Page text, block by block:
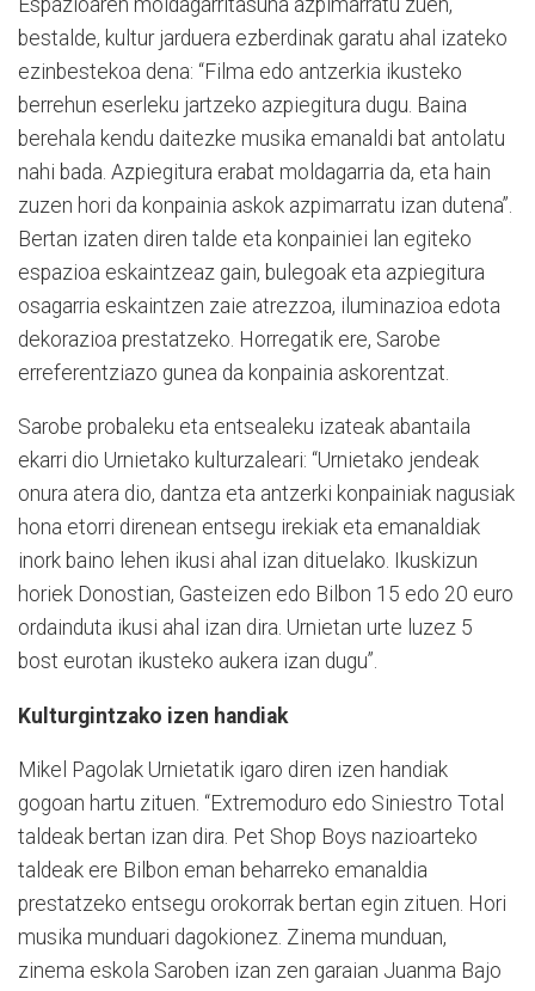
bestalde, kultur jarduera ezberdinak garatu ahal izateko
ezinbestekoa dena: “Filma edo antzerkia ikusteko
berrehun eserleku jartzeko azpiegitura dugu. Baina
berehala kendu daitezke musika emanaldi bat antolatu
nahi bada. Azpiegitura erabat moldagarria da, eta hain
zuzen hori da konpainia askok azpimarratu izan dutena”.
Bertan izaten diren talde eta konpainiei lan egiteko
espazioa eskaintzeaz gain, bulegoak eta azpiegitura
osagarria eskaintzen zaie atrezzoa, iluminazioa edota
dekorazioa prestatzeko. Horregatik ere, Sarobe
erreferentziazo gunea da konpainia askorentzat.
Sarobe probaleku eta entsealeku izateak abantaila
ekarri dio Urnietako kulturzaleari: “Urnietako jendeak
onura atera dio, dantza eta antzerki konpainiak nagusiak
hona etorri direnean entsegu irekiak eta emanaldiak
inork baino lehen ikusi ahal izan dituelako. Ikuskizun
horiek Donostian, Gasteizen edo Bilbon 15 edo 20 euro
ordainduta ikusi ahal izan dira. Urnietan urte luzez 5
bost eurotan ikusteko aukera izan dugu”.
Kulturgintzako izen handiak
Mikel Pagolak Urnietatik igaro diren izen handiak
gogoan hartu zituen. “Extremoduro edo Siniestro Total
taldeak bertan izan dira. Pet Shop Boys nazioarteko
taldeak ere Bilbon eman beharreko emanaldia
prestatzeko entsegu orokorrak bertan egin zituen. Hori
musika munduari dagokionez. Zinema munduan,
zinema eskola Saroben izan zen garaian Juanma Bajo